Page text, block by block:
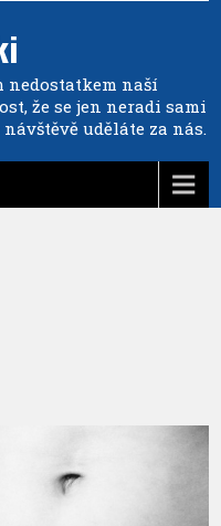
nedostatkem naší
že se jen neradi sami
uděláte za nás.